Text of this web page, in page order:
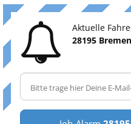
Aktuelle
28195 Bremen